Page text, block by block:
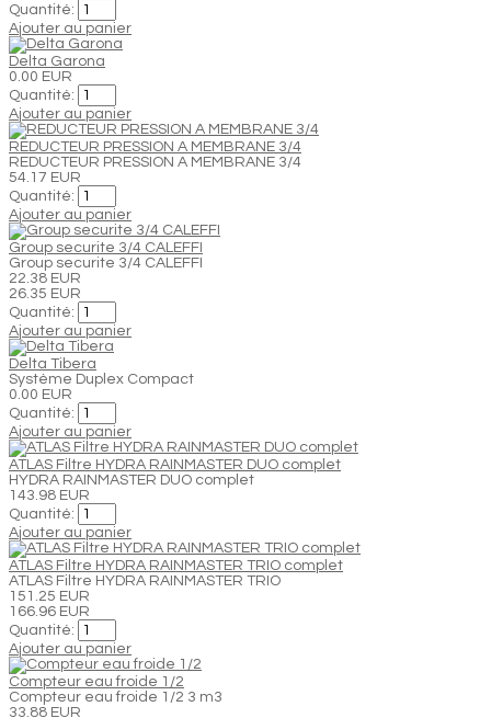
Quantité:
Ajouter au panier
Delta Garona
0.00 EUR
Quantité:
Ajouter au panier
REDUCTEUR PRESSION A MEMBRANE 3/4
REDUCTEUR PRESSION A MEMBRANE 3/4
54.17 EUR
Quantité:
Ajouter au panier
Group securite 3/4 CALEFFI
Group securite 3/4 CALEFFI
22.38 EUR
26.35 EUR
Quantité:
Ajouter au panier
Delta Tibera
Système Duplex Compact
0.00 EUR
Quantité:
Ajouter au panier
ATLAS Filtre HYDRA RAINMASTER DUO complet
HYDRA RAINMASTER DUO complet
143.98 EUR
Quantité:
Ajouter au panier
ATLAS Filtre HYDRA RAINMASTER TRIO complet
ATLAS Filtre HYDRA RAINMASTER TRIO
151.25 EUR
166.96 EUR
Quantité:
Ajouter au panier
Compteur eau froide 1/2
Compteur eau froide 1/2 3 m3
33.88 EUR